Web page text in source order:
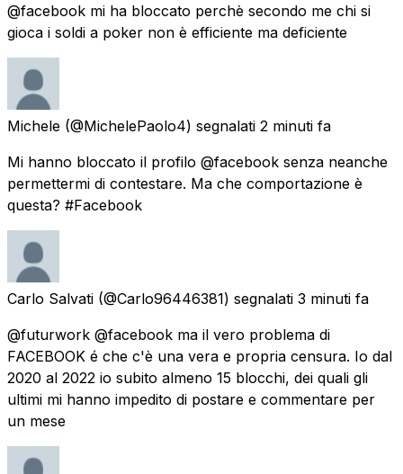
@facebook mi ha bloccato perchè secondo me chi si
gioca i soldi a poker non è efficiente ma deficiente
Michele (@MichelePaolo4) segnalati 2 minuti fa
Mi hanno bloccato il profilo @facebook senza neanche
permettermi di contestare. Ma che comportazione è
questa? #Facebook
Carlo Salvati (@Carlo96446381) segnalati 3 minuti fa
@futurwork @facebook ma il vero problema di
FACEBOOK é che c'è una vera e propria censura. Io dal
2020 al 2022 io subito almeno 15 blocchi, dei quali gli
ultimi mi hanno impedito di postare e commentare per
un mese